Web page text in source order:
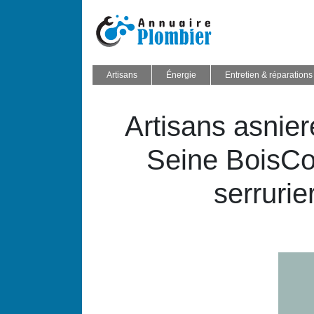
Artisans Énergie Entretien & réparations
Artisans
Seine